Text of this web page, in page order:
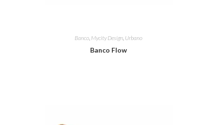
Banco, Mycity Design, Urbano
Banco Flow